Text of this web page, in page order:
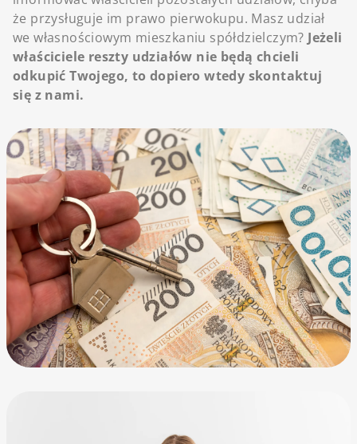
że przysługuje im prawo pierwokupu. Masz udział
we własnościowym mieszkaniu spółdzielczym? Jeżeli
właściciele reszty udziałów nie będą chcieli
odkupić Twojego, to dopiero wtedy skontaktuj
się z nami.